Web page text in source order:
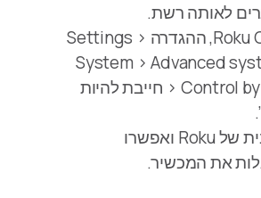
החל מ‑Roku OS 14.1, ההגדרה Settings >
System > Advanced
> Control by mobile apps חייבת להיות
חזרו למסך הבית של Roku ואפשרו
את המכשיר.